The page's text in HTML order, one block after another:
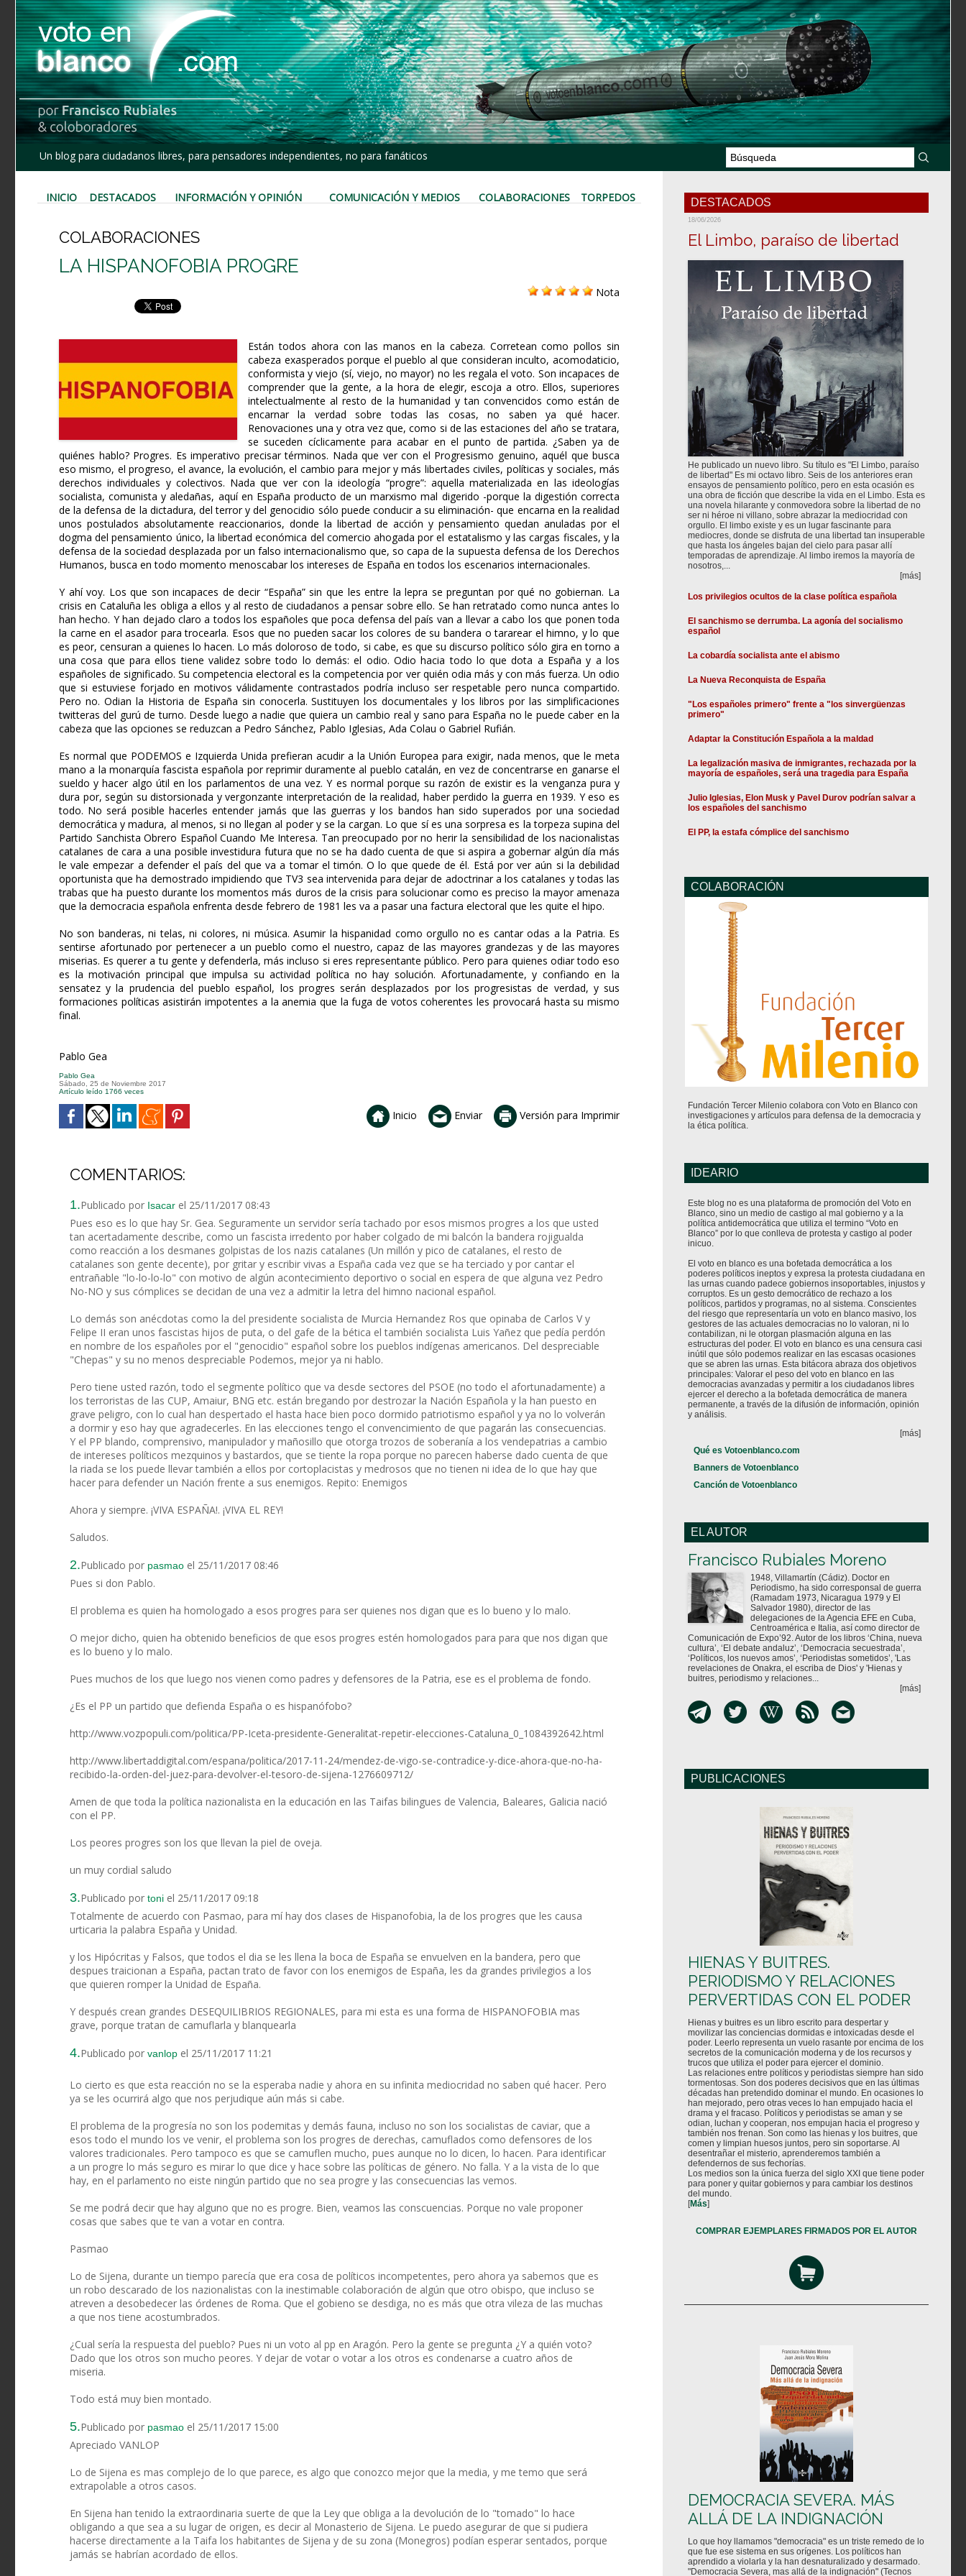
Un blog para ciudadanos libres, para pensadores independientes, no para fanáticos
INICIO DESTACADOS INFORMACIÓN Y OPINIÓN COMUNICACIÓN Y MEDIOS COLABORACIONES TORPEDOS
COLABORACIONES
LA HISPANOFOBIA PROGRE
Nota
Están todos ahora con las manos en la cabeza. Corretean como pollos sin
cabeza exasperados porque el pueblo al que consideran inculto, acomodaticio,
conformista y viejo (sí, viejo, no mayor) no les regala el voto. Son incapaces de
comprender que la gente, a la hora de elegir, escoja a otro. Ellos, superiores
intelectualmente al resto de la humanidad y tan convencidos como están de
encarnar la verdad sobre todas las cosas, no saben ya qué hacer.
Renovaciones una y otra vez que, como si de las estaciones del año se tratara,
se suceden cíclicamente para acabar en el punto de partida. ¿Saben ya de
quiénes hablo? Progres. Es imperativo precisar términos. Nada que ver con el Progresismo genuino, aquél que busca
eso mismo, el progreso, el avance, la evolución, el cambio para mejor y más libertades civiles, políticas y sociales, más
derechos individuales y colectivos. Nada que ver con la ideología “progre”: aquella materializada en las ideologías
socialista, comunista y aledañas, aquí en España producto de un marxismo mal digerido -porque la digestión correcta
de la defensa de la dictadura, del terror y del genocidio sólo puede conducir a su eliminación- que encarna en la realidad
unos postulados absolutamente reaccionarios, donde la libertad de acción y pensamiento quedan anuladas por el
dogma del pensamiento único, la libertad económica del comercio ahogada por el estatalismo y las cargas fiscales, y la
defensa de la sociedad desplazada por un falso internacionalismo que, so capa de la supuesta defensa de los Derechos
Humanos, busca en todo momento menoscabar los intereses de España en todos los escenarios internacionales.
Y ahí voy. Los que son incapaces de decir “España” sin que les entre la lepra se preguntan por qué no gobiernan. La
crisis en Cataluña les obliga a ellos y al resto de ciudadanos a pensar sobre ello. Se han retratado como nunca antes lo
han hecho. Y han dejado claro a todos los españoles que poca defensa del país van a llevar a cabo los que ponen toda
la carne en el asador para trocearla. Esos que no pueden sacar los colores de su bandera o tararear el himno, y lo que
es peor, censuran a quienes lo hacen. Lo más doloroso de todo, si cabe, es que su discurso político sólo gira en torno a
una cosa que para ellos tiene validez sobre todo lo demás: el odio. Odio hacia todo lo que dota a España y a los
españoles de significado. Su competencia electoral es la competencia por ver quién odia más y con más fuerza. Un odio
que si estuviese forjado en motivos válidamente contrastados podría incluso ser respetable pero nunca compartido.
Pero no. Odian la Historia de España sin conocerla. Sustituyen los documentales y los libros por las simplificaciones
twitteras del gurú de turno. Desde luego a nadie que quiera un cambio real y sano para España no le puede caber en la
cabeza que las opciones se reduzcan a Pedro Sánchez, Pablo Iglesias, Ada Colau o Gabriel Rufián.
Es normal que PODEMOS e Izquierda Unida prefieran acudir a la Unión Europea para exigir, nada menos, que le meta
mano a la monarquía fascista española por reprimir duramente al pueblo catalán, en vez de concentrarse en ganarse el
sueldo y hacer algo útil en los parlamentos de una vez. Y es normal porque su razón de existir es la venganza pura y
dura por, según su distorsionada y vergonzante interpretación de la realidad, haber perdido la guerra en 1939. Y eso es
todo. No será posible hacerles entender jamás que las guerras y los bandos han sido superados por una sociedad
democrática y madura, al menos, si no llegan al poder y se la cargan. Lo que sí es una sorpresa es la torpeza supina del
Partido Sanchista Obrero Español Cuando Me Interesa. Tan preocupado por no herir la sensibilidad de los nacionalistas
catalanes de cara a una posible investidura futura que no se ha dado cuenta de que si aspira a gobernar algún día más
le vale empezar a defender el país del que va a tomar el timón. O lo que quede de él. Está por ver aún si la debilidad
oportunista que ha demostrado impidiendo que TV3 sea intervenida para dejar de adoctrinar a los catalanes y todas las
trabas que ha puesto durante los momentos más duros de la crisis para solucionar como es preciso la mayor amenaza
que la democracia española enfrenta desde febrero de 1981 les va a pasar una factura electoral que les quite el hipo.
No son banderas, ni telas, ni colores, ni música. Asumir la hispanidad como orgullo no es cantar odas a la Patria. Es
sentirse afortunado por pertenecer a un pueblo como el nuestro, capaz de las mayores grandezas y de las mayores
miserias. Es querer a tu gente y defenderla, más incluso si eres representante público. Pero para quienes odiar todo eso
es la motivación principal que impulsa su actividad política no hay solución. Afortunadamente, y confiando en la
sensatez y la prudencia del pueblo español, los progres serán desplazados por los progresistas de verdad, y sus
formaciones políticas asistirán impotentes a la anemia que la fuga de votos coherentes les provocará hasta su mismo
final.
Pablo Gea
Pablo Gea
Sábado, 25 de Noviembre 2017
Artículo leído 1766 veces
Inicio Enviar Versión para Imprimir
COMENTARIOS:
1.Publicado por Isacar el 25/11/2017 08:43
Pues eso es lo que hay Sr. Gea. Seguramente un servidor sería tachado por esos mismos progres a los que usted
tan acertadamente describe, como un fascista irredento por haber colgado de mi balcón la bandera rojigualda
como reacción a los desmanes golpistas de los nazis catalanes (Un millón y pico de catalanes, el resto de
catalanes son gente decente), por gritar y escribir vivas a España cada vez que se ha terciado y por cantar el
entrañable "lo-lo-lo-lo" con motivo de algún acontecimiento deportivo o social en espera de que alguna vez Pedro
No-NO y sus cómplices se decidan de una vez a admitir la letra del himno nacional español.
Lo demás son anécdotas como la del presidente socialista de Murcia Hernandez Ros que opinaba de Carlos V y
Felipe II eran unos fascistas hijos de puta, o del gafe de la bética el también socialista Luis Yañez que pedía perdón
en nombre de los españoles por el "genocidio" español sobre los pueblos indígenas americanos. Del despreciable
"Chepas" y su no menos despreciable Podemos, mejor ya ni hablo.
Pero tiene usted razón, todo el segmente político que va desde sectores del PSOE (no todo el afortunadamente) a
los terroristas de las CUP, Amaiur, BNG etc. están bregando por destrozar la Nación Española y la han puesto en
grave peligro, con lo cual han despertado el hasta hace bien poco dormido patriotismo español y ya no lo volverán
a dormir y eso hay que agradecerles. En las elecciones tengo el convencimiento de que pagarán las consecuencias.
Y el PP blando, comprensivo, manipulador y mañosillo que otorga trozos de soberanía a los vendepatrias a cambio
de intereses políticos mezquinos y bastardos, que se tiente la ropa porque no parecen haberse dado cuenta de que
la riada se los puede llevar también a ellos por cortoplacistas y medrosos que no tienen ni idea de lo que hay que
hacer para defender un Nación frente a sus enemigos. Repito: Enemigos
Ahora y siempre. ¡VIVA ESPAÑA!. ¡VIVA EL REY!
Saludos.
2.Publicado por pasmao el 25/11/2017 08:46
Pues si don Pablo.
El problema es quien ha homologado a esos progres para ser quienes nos digan que es lo bueno y lo malo.
O mejor dicho, quien ha obtenido beneficios de que esos progres estén homologados para para que nos digan que
es lo bueno y lo malo.
Pues muchos de los que luego nos vienen como padres y defensores de la Patria, ese es el problema de fondo.
¿Es el PP un partido que defienda España o es hispanófobo?
http://www.vozpopuli.com/politica/PP-Iceta-presidente-Generalitat-repetir-elecciones-Cataluna_0_1084392642.html
http://www.libertaddigital.com/espana/politica/2017-11-24/mendez-de-vigo-se-contradice-y-dice-ahora-que-no-ha-
recibido-la-orden-del-juez-para-devolver-el-tesoro-de-sijena-1276609712/
Amen de que toda la política nazionalista en la educación en las Taifas bilingues de Valencia, Baleares, Galicia nació
con el PP.
Los peores progres son los que llevan la piel de oveja.
un muy cordial saludo
3.Publicado por toni el 25/11/2017 09:18
Totalmente de acuerdo con Pasmao, para mí hay dos clases de Hispanofobia, la de los progres que les causa
urticaria la palabra España y Unidad.
y los Hipócritas y Falsos, que todos el dia se les llena la boca de España se envuelven en la bandera, pero que
despues traicionan a España, pactan trato de favor con los enemigos de España, les da grandes privilegios a los
que quieren romper la Unidad de España.
Y después crean grandes DESEQUILIBRIOS REGIONALES, para mi esta es una forma de HISPANOFOBIA mas
grave, porque tratan de camuflarla y blanquearla
4.Publicado por vanlop el 25/11/2017 11:21
Lo cierto es que esta reacción no se la esperaba nadie y ahora en su infinita mediocridad no saben qué hacer. Pero
ya se les ocurrirá algo que nos perjudique aún más si cabe.
El problema de la progresía no son los podemitas y demás fauna, incluso no son los socialistas de caviar, que a
esos todo el mundo los ve venir, el problema son los progres de derechas, camuflados como defensores de los
valores tradicionales. Pero tampoco es que se camuflen mucho, pues aunque no lo dicen, lo hacen. Para identificar
a un progre lo más seguro es mirar lo que dice y hace sobre las políticas de género. No falla. Y a la vista de lo que
hay, en el parlamento no eiste ningún partido que no sea progre y las consecuencias las vemos.
Se me podrá decir que hay alguno que no es progre. Bien, veamos las conscuencias. Porque no vale proponer
cosas que sabes que te van a votar en contra.
Pasmao
Lo de Sijena, durante un tiempo parecía que era cosa de políticos incompetentes, pero ahora ya sabemos que es
un robo descarado de los nazionalistas con la inestimable colaboración de algún que otro obispo, que incluso se
atreven a desobedecer las órdenes de Roma. Que el gobieno se desdiga, no es más que otra vileza de las muchas
a que nos tiene acostumbrados.
¿Cual sería la respuesta del pueblo? Pues ni un voto al pp en Aragón. Pero la gente se pregunta ¿Y a quién voto?
Dado que los otros son mucho peores. Y dejar de votar o votar a los otros es condenarse a cuatro años de
miseria.
Todo está muy bien montado.
5.Publicado por pasmao el 25/11/2017 15:00
Apreciado VANLOP
Lo de Sijena es mas complejo de lo que parece, es algo que conozco mejor que la media, y me temo que será
extrapolable a otros casos.
En Sijena han tenido la extraordinaria suerte de que la Ley que obliga a la devolución de lo "tomado" lo hace
obligando a que sea a su lugar de origen, es decir al Monasterio de Sijena. Le puedo asegurar de que si pudiera
hacerse directamente a la Taifa los habitantes de Sijena y de su zona (Monegros) podían esperar sentados, porque
jamás se habrían acordado de ellos.
DESTACADOS
18/06/2026
El Limbo, paraíso de libertad
He publicado un nuevo libro. Su título es "El Limbo, paraíso
de libertad" Es mi octavo libro. Seis de los anteriores eran
ensayos de pensamiento político, pero en esta ocasión es
una obra de ficción que describe la vida en el Limbo. Esta es
una novela hilarante y conmovedora sobre la libertad de no
ser ni héroe ni villano, sobre abrazar la mediocridad con
orgullo. El limbo existe y es un lugar fascinante para
mediocres, donde se disfruta de una libertad tan insuperable
que hasta los ángeles bajan del cielo para pasar allí
temporadas de aprendizaje. Al limbo iremos la mayoría de
nosotros,...
[más]
Los privilegios ocultos de la clase política española
El sanchismo se derrumba. La agonía del socialismo
español
La cobardía socialista ante el abismo
La Nueva Reconquista de España
"Los españoles primero" frente a "los sinvergüenzas
primero"
Adaptar la Constitución Española a la maldad
La legalización masiva de inmigrantes, rechazada por la
mayoría de españoles, será una tragedia para España
Julio Iglesias, Elon Musk y Pavel Durov podrían salvar a
los españoles del sanchismo
El PP, la estafa cómplice del sanchismo
COLABORACIÓN
Fundación Tercer Milenio colabora con Voto en Blanco con
investigaciones y artículos para defensa de la democracia y
la ética política.
IDEARIO
Este blog no es una plataforma de promoción del Voto en
Blanco, sino un medio de castigo al mal gobierno y a la
política antidemocrática que utiliza el termino “Voto en
Blanco” por lo que conlleva de protesta y castigo al poder
inicuo.
El voto en blanco es una bofetada democrática a los
poderes políticos ineptos y expresa la protesta ciudadana en
las urnas cuando padece gobiernos insoportables, injustos y
corruptos. Es un gesto democrático de rechazo a los
políticos, partidos y programas, no al sistema. Conscientes
del riesgo que representaría un voto en blanco masivo, los
gestores de las actuales democracias no lo valoran, ni lo
contabilizan, ni le otorgan plasmación alguna en las
estructuras del poder. El voto en blanco es una censura casi
inútil que sólo podemos realizar en las escasas ocasiones
que se abren las urnas. Esta bitácora abraza dos objetivos
principales: Valorar el peso del voto en blanco en las
democracias avanzadas y permitir a los ciudadanos libres
ejercer el derecho a la bofetada democrática de manera
permanente, a través de la difusión de información, opinión
y análisis.
[más]
Qué es Votoenblanco.com
Banners de Votoenblanco
Canción de Votoenblanco
EL AUTOR
Francisco Rubiales Moreno
1948, Villamartín (Cádiz). Doctor en
Periodismo, ha sido corresponsal de guerra
(Ramadam 1973, Nicaragua 1979 y El
Salvador 1980), director de las
delegaciones de la Agencia EFE en Cuba,
Centroamérica e Italia, así como director de
Comunicación de Expo’92. Autor de los libros ‘China, nueva
cultura’, ‘El debate andaluz’, ‘Democracia secuestrada’,
‘Políticos, los nuevos amos’, ‘Periodistas sometidos’, 'Las
revelaciones de Onakra, el escriba de Dios' y 'Hienas y
buitres, periodismo y relaciones...
[más]
PUBLICACIONES
HIENAS Y BUITRES.
PERIODISMO Y RELACIONES
PERVERTIDAS CON EL PODER
Hienas y buitres es un libro escrito para despertar y
movilizar las conciencias dormidas e intoxicadas desde el
poder. Leerlo representa un vuelo rasante por encima de los
secretos de la comunicación moderna y de los recursos y
trucos que utiliza el poder para ejercer el dominio.
Las relaciones entre políticos y periodistas siempre han sido
tormentosas. Son dos poderes decisivos que en las últimas
décadas han pretendido dominar el mundo. En ocasiones lo
han mejorado, pero otras veces lo han empujado hacia el
drama y el fracaso. Políticos y periodistas se aman y se
odian, luchan y cooperan, nos empujan hacia el progreso y
también nos frenan. Son como las hienas y los buitres, que
comen y limpian huesos juntos, pero sin soportarse. Al
desentrañar el misterio, aprenderemos también a
defendernos de sus fechorías.
Los medios son la única fuerza del siglo XXI que tiene poder
para poner y quitar gobiernos y para cambiar los destinos
del mundo.
[Más]
COMPRAR EJEMPLARES FIRMADOS POR EL AUTOR
DEMOCRACIA SEVERA. MÁS
ALLÁ DE LA INDIGNACIÓN
Lo que hoy llamamos "democracia" es un triste remedo de lo
que fue ese sistema en sus orígenes. Los políticos han
aprendido a violarla y la han desnaturalizado y desarmado.
"Democracia Severa, mas allá de la indignación" (Tecnos